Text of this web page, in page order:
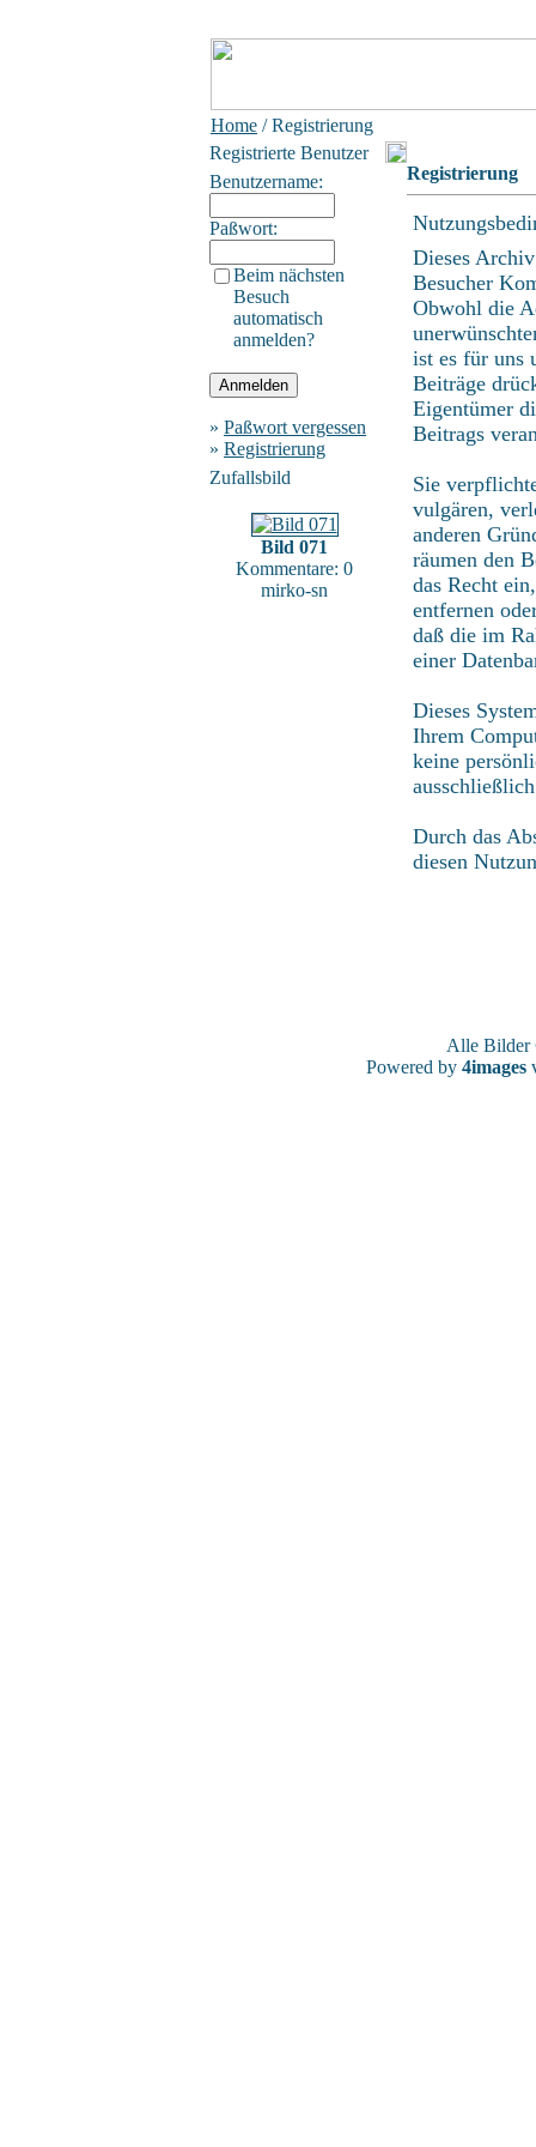
Home / Registrierung
Registrierte Benutzer
Benutzername:
Paßwort:
Beim nächsten
Besuch
automatisch
anmelden?
» Paßwort vergessen
» Registrierung
Zufallsbild
Bild 071
Kommentare: 0
mirko-sn
Registrierung
Dieses
Besucher
Obwohl die
ist es für uns
Beiträge
Eigentümer
Beitrags
Sie
vulgären,
anderen
räumen den
das Recht
entfernen
daß die im
einer
Dieses
Ihrem
keine
Durch das
diesen
Alle
Powered by 4images